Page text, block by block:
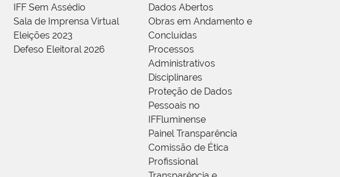
IFF Sem Assédio
Sala de Imprensa Virtual
Eleições 2023
Defeso Eleitoral 2026
Dados Abertos
Obras em Andamento e
Concluídas
Processos
Administrativos
Disciplinares
Proteção de Dados
Pessoais no
IFFluminense
Painel Transparência
Comissão de Ética
Profissional